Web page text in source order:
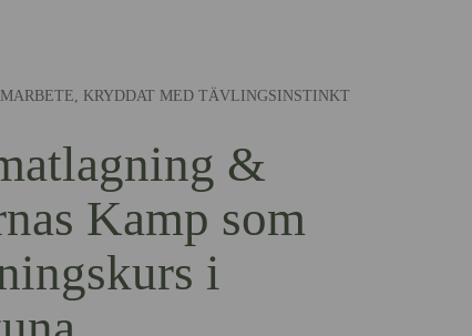
KRYDDAT MED TÄVLINGSINSTINKT
&
Kamp som
i